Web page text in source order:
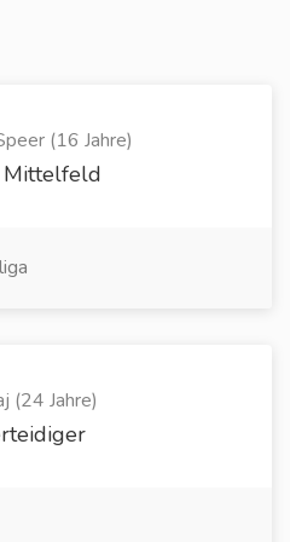
(16 Jahre)
Mittelfeld
(24 Jahre)